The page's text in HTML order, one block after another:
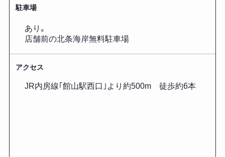
駐車場
あり。
店舗前の北条海岸無料駐車場
アクセス
JR内房線｢館山駅西口｣より約500m 徒歩約6本